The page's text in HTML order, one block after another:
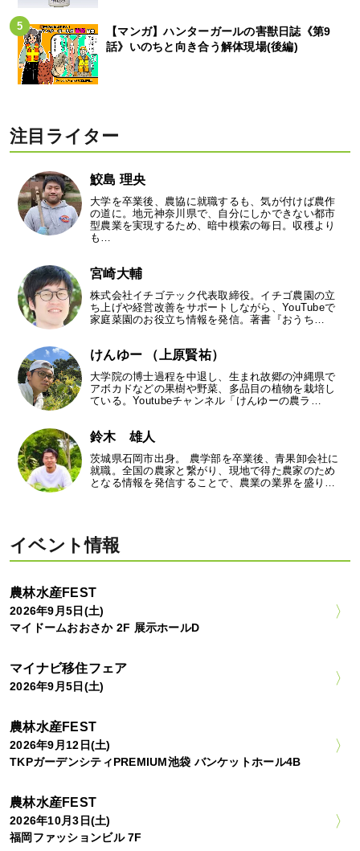
【マンガ】ハンターガールの害獣日誌《第9
話》いのちと向き合う解体現場(後編)
注目ライター
鮫島 理央
大学を卒業後、農協に就職するも、気が付けば農作
の道に。地元神奈川県で、自分にしかできない都市
型農業を実現するため、暗中模索の毎日。収穫より
も…
宮崎大輔
株式会社イチゴテック代表取締役。イチゴ農園の立
ち上げや経営改善をサポートしながら、YouTubeで
家庭菜園のお役立ち情報を発信。著書『おうち…
けんゆー （上原賢祐）
大学院の博士過程を中退し、生まれ故郷の沖縄県で
アボカドなどの果樹や野菜、多品目の植物を栽培し
ている。Youtubeチャンネル「けんゆーの農ラ…
鈴木 雄人
茨城県石岡市出身。 農学部を卒業後、青果卸会社に
就職。全国の農家と繋がり、現地で得た農家のため
となる情報を発信することで、農業の業界を盛り…
イベント情報
農林水産FEST
2026年9月5日(土)
マイドームおおさか 2F 展示ホールD
マイナビ移住フェア
2026年9月5日(土)
農林水産FEST
2026年9月12日(土)
TKPガーデンシティPREMIUM池袋 バンケットホール4B
農林水産FEST
2026年10月3日(土)
福岡ファッションビル 7F